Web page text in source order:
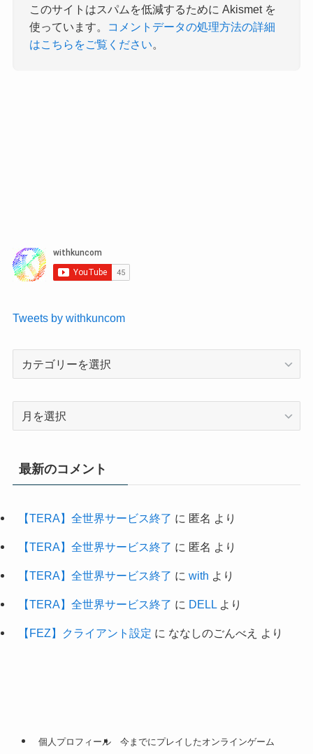
このサイトはスパムを低減するために Akismet を
使っています。
コメントデータの処理方法の詳細
はこちらをご覧ください。
Tweets by withkuncom
最新のコメント
【TERA】全世界サービス終了 に 匿名 より
【TERA】全世界サービス終了 に 匿名 より
【TERA】全世界サービス終了 に with より
【TERA】全世界サービス終了 に DELLより
【FEZ】クライアント設定 に ななしのごんべえ より
個人プロフィール 今までにプレイしたオンラインゲーム